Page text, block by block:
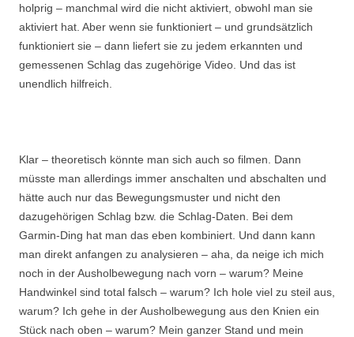
holprig – manchmal wird die nicht aktiviert, obwohl man sie
aktiviert hat. Aber wenn sie funktioniert – und grundsätzlich
funktioniert sie – dann liefert sie zu jedem erkannten und
gemessenen Schlag das zugehörige Video. Und das ist
unendlich hilfreich.
Klar – theoretisch könnte man sich auch so filmen. Dann
müsste man allerdings immer anschalten und abschalten und
hätte auch nur das Bewegungsmuster und nicht den
dazugehörigen Schlag bzw. die Schlag-Daten. Bei dem
Garmin-Ding hat man das eben kombiniert. Und dann kann
man direkt anfangen zu analysieren – aha, da neige ich mich
noch in der Ausholbewegung nach vorn – warum? Meine
Handwinkel sind total falsch – warum? Ich hole viel zu steil aus,
warum? Ich gehe in der Ausholbewegung aus den Knien ein
Stück nach oben – warum? Mein ganzer Stand und mein